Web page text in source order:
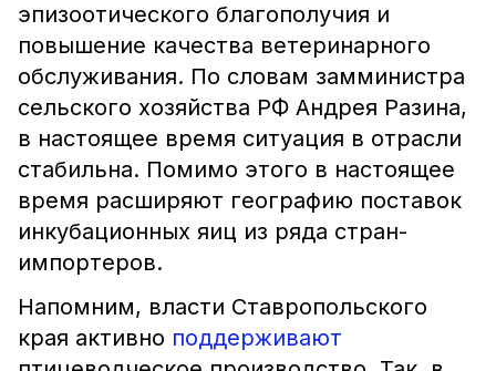
эпизоотического благополучия и
повышение качества ветеринарного
обслуживания. По словам замминистра
сельского хозяйства РФ Андрея Разина,
в настоящее время ситуация в отрасли
стабильна. Помимо этого в настоящее
время расширяют географию поставок
инкубационных яиц из ряда стран-
импортеров.
Напомним, власти Ставропольского
края активно поддерживают